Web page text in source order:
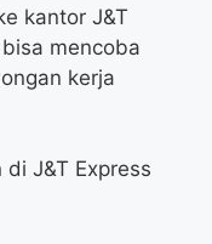
kantor J&T
mencoba
kerja
J&T Express